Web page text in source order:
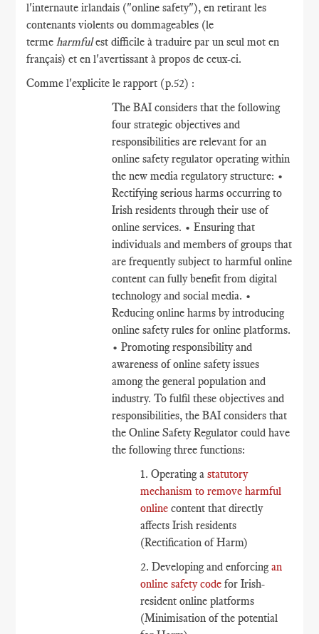
l'internaute irlandais ("online safety"), en retirant les
contenants violents ou dommageables (le
termeharmfulest difficile à traduire par un seul mot en
français) et en l'avertissant à propos de ceux-ci.
Comme l'explicite le rapport (p.52) :
The BAI considers that the following
four strategic objectives and
responsibilities are relevant for an
online safety regulator operating within
the new media regulatory structure: •
Rectifying serious harms occurring to
Irish residents through their use of
online services. • Ensuring that
individuals and members of groups that
are frequently subject to harmful online
content can fully benefit from digital
technology and social media. •
Reducing online harms by introducing
online safety rules for online platforms.
• Promoting responsibility and
awareness of online safety issues
among the general population and
industry. To fulfil these objectives and
responsibilities, the BAI considers that
the Online Safety Regulator could have
the following three functions:
1. Operating astatutory
mechanism to remove harmful
online content that directly
affects Irish residents
(Rectification of Harm)
2. Developing and enforcingan
online safety code for Irish-
resident online platforms
(Minimisation of the potential